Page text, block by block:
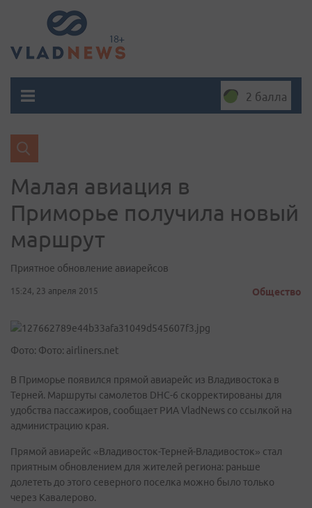
2 балла
Малая авиация в
Приморье получила новый
маршрут
Приятное обновление авиарейсов
15:24, 23 апреля 2015 Общество
Фото: Фото: airliners.net
В Приморье появился прямой авиарейс из Владивостока в
Терней. Маршруты самолетов DHC-6 скорректированы для
удобства пассажиров, сообщает РИА VladNews со ссылкой на
администрацию края.
Прямой авиарейс «Владивосток-Терней-Владивосток» стал
приятным обновлением для жителей региона: раньше
долететь до этого северного поселка можно было только
через Кавалерово.